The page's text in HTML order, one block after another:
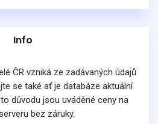
Info
ČR vzniká ze zadávaných údajů
se také ať je databáze aktuální
důvodu jsou uváděné ceny na
bez záruky.